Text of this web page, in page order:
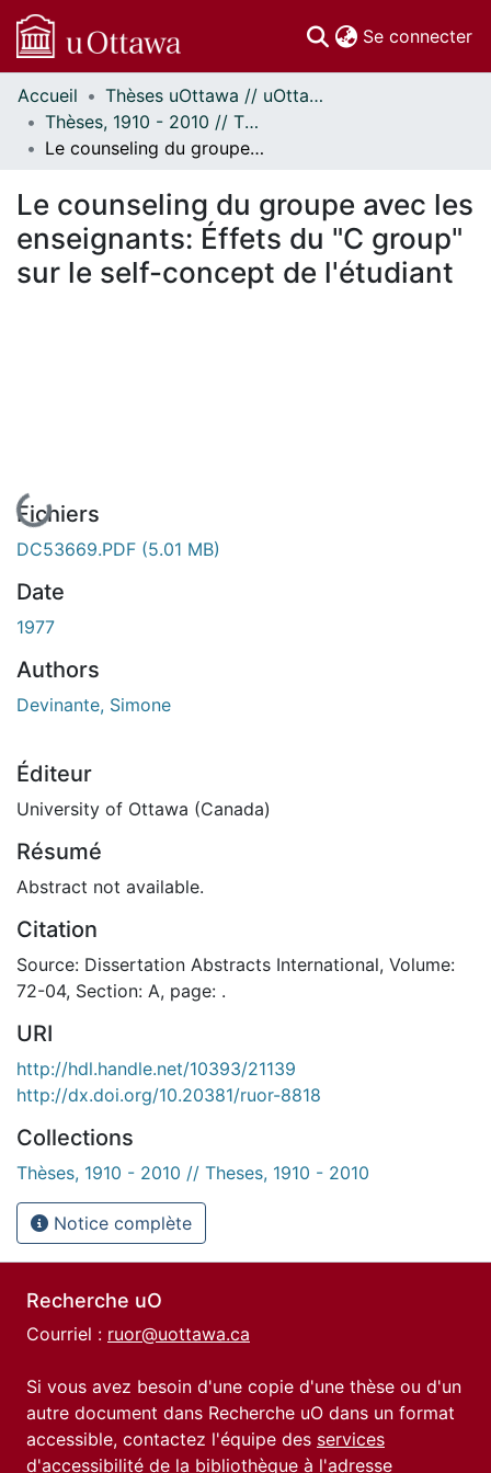
Se connecter
Communautés
et collections
Parcourir
À propos
Accueil
Thèses uOttawa // uOttawa Theses
Thèses, 1910 - 2010 // Theses, 1910 - 2010
Le counseling du groupe avec les enseignants: Éffets du "C group" sur le self-concept de l'étudiant
Le counseling du groupe avec les
enseignants: Éffets du "C group"
sur le self-concept de l'étudiant
En cours de chargement...
Fichiers
DC53669.PDF (5.01 MB)
Date
1977
Authors
Devinante, Simone
Éditeur
University of Ottawa (Canada)
Résumé
Abstract not available.
Citation
Source: Dissertation Abstracts International, Volume:
72-04, Section: A, page: .
URI
http://hdl.handle.net/10393/21139
http://dx.doi.org/10.20381/ruor-8818
Collections
Thèses, 1910 - 2010 // Theses, 1910 - 2010
Notice complète
Recherche uO
Courriel : ruor@uottawa.ca
Si vous avez besoin d'une copie d'une thèse ou d'un
autre document dans Recherche uO dans un format
accessible, contactez l'équipe des services
d'accessibilité de la bibliothèque à l'adresse